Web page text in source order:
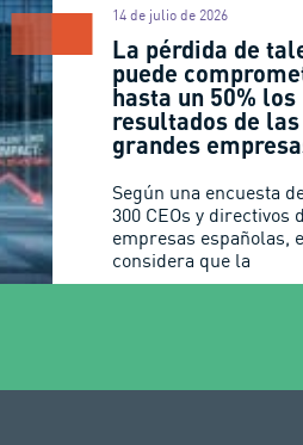
La pérdida de
puede
hasta un 50% los
resultados de las
grandes
14 de julio de 2026
Según una encuesta
300 CEOs y directivos
empresas españolas,
considera que la